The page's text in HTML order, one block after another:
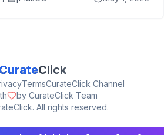
CurateClick
TermsCurateClick Channel
by CurateClick Team
All rights reserved.